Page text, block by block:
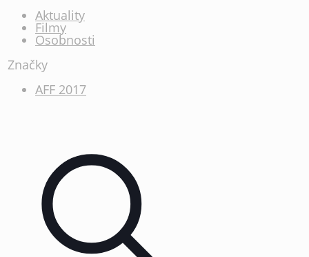
Aktuality
Filmy
Osobnosti
Značky
AFF 2017